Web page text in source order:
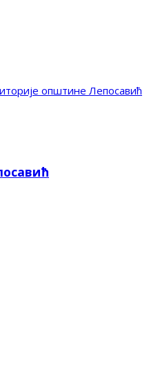
општине Лепосавић